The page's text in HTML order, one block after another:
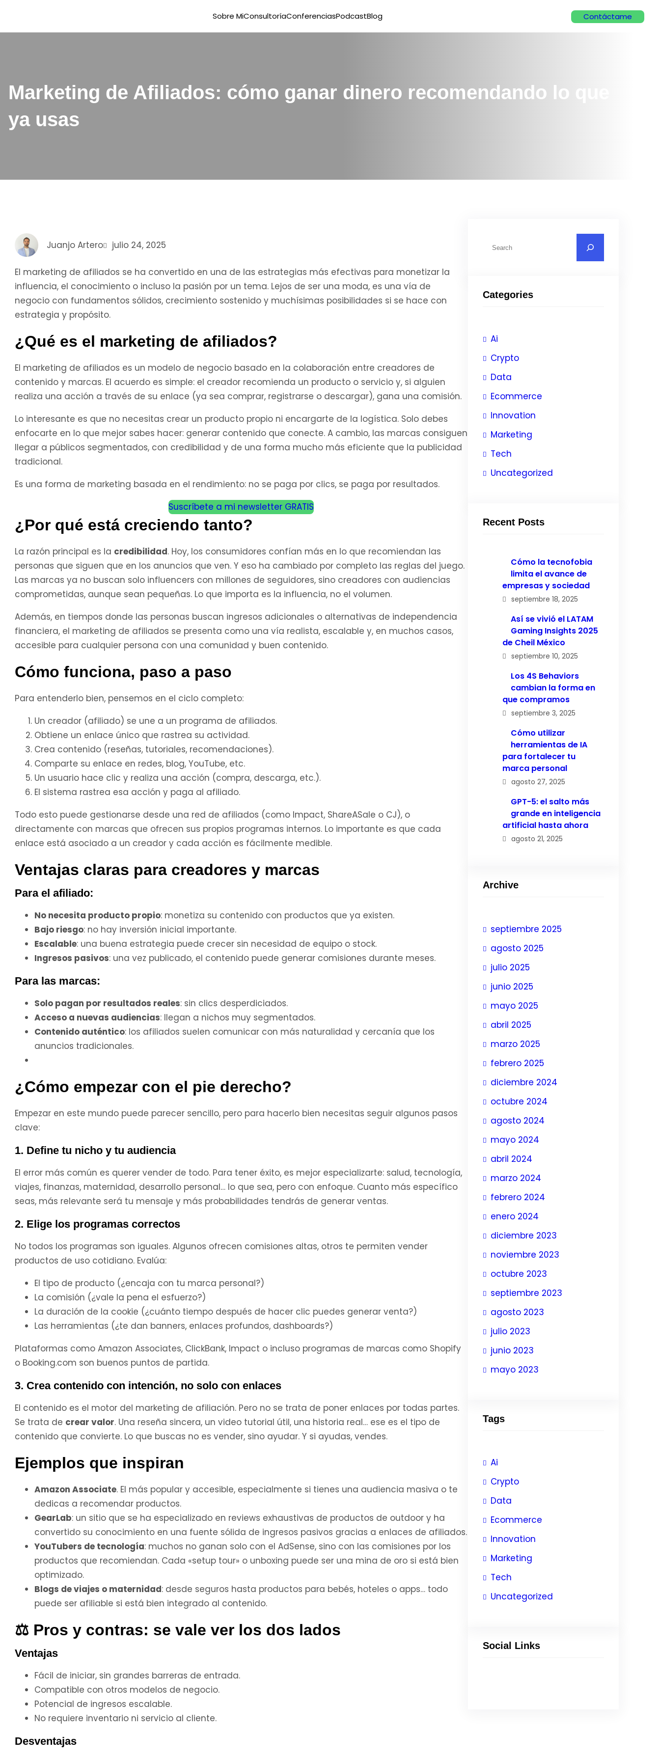
Sobre MiConsultoríaConferenciasPodcastBlog Contáctame
Marketing de Afiliados: cómo ganar dinero recomendando lo que
ya usas
Juanjo Artero julio 24, 2025
El marketing de afiliados se ha convertido en una de las estrategias más efectivas para monetizar la
influencia, el conocimiento o incluso la pasión por un tema. Lejos de ser una moda, es una vía de
negocio con fundamentos sólidos, crecimiento sostenido y muchísimas posibilidades si se hace con
estrategia y propósito.
¿Qué es el marketing de afiliados?
El marketing de afiliados es un modelo de negocio basado en la colaboración entre creadores de
contenido y marcas. El acuerdo es simple: el creador recomienda un producto o servicio y, si alguien
realiza una acción a través de su enlace (ya sea comprar, registrarse o descargar), gana una comisión.
Lo interesante es que no necesitas crear un producto propio ni encargarte de la logística. Solo debes
enfocarte en lo que mejor sabes hacer: generar contenido que conecte. A cambio, las marcas consiguen
llegar a públicos segmentados, con credibilidad y de una forma mucho más eficiente que la publicidad
tradicional.
Es una forma de marketing basada en el rendimiento: no se paga por clics, se paga por resultados.
Suscríbete a mi newsletter GRATIS
¿Por qué está creciendo tanto?
La razón principal es la credibilidad. Hoy, los consumidores confían más en lo que recomiendan las
personas que siguen que en los anuncios que ven. Y eso ha cambiado por completo las reglas del juego.
Las marcas ya no buscan solo influencers con millones de seguidores, sino creadores con audiencias
comprometidas, aunque sean pequeñas. Lo que importa es la influencia, no el volumen.
Además, en tiempos donde las personas buscan ingresos adicionales o alternativas de independencia
financiera, el marketing de afiliados se presenta como una vía realista, escalable y, en muchos casos,
accesible para cualquier persona con una comunidad y buen contenido.
Cómo funciona, paso a paso
Para entenderlo bien, pensemos en el ciclo completo:
Un creador (afiliado) se une a un programa de afiliados.
Obtiene un enlace único que rastrea su actividad.
Crea contenido (reseñas, tutoriales, recomendaciones).
Comparte su enlace en redes, blog, YouTube, etc.
Un usuario hace clic y realiza una acción (compra, descarga, etc.).
El sistema rastrea esa acción y paga al afiliado.
Todo esto puede gestionarse desde una red de afiliados (como Impact, ShareASale o CJ), o
directamente con marcas que ofrecen sus propios programas internos. Lo importante es que cada
enlace está asociado a un creador y cada acción es fácilmente medible.
Ventajas claras para creadores y marcas
Para el afiliado:
No necesita producto propio: monetiza su contenido con productos que ya existen.
Bajo riesgo: no hay inversión inicial importante.
Escalable: una buena estrategia puede crecer sin necesidad de equipo o stock.
Ingresos pasivos: una vez publicado, el contenido puede generar comisiones durante meses.
Para las marcas:
Solo pagan por resultados reales: sin clics desperdiciados.
Acceso a nuevas audiencias: llegan a nichos muy segmentados.
Contenido auténtico: los afiliados suelen comunicar con más naturalidad y cercanía que los
anuncios tradicionales.
¿Cómo empezar con el pie derecho?
Empezar en este mundo puede parecer sencillo, pero para hacerlo bien necesitas seguir algunos pasos
clave:
1. Define tu nicho y tu audiencia
El error más común es querer vender de todo. Para tener éxito, es mejor especializarte: salud, tecnología,
viajes, finanzas, maternidad, desarrollo personal… lo que sea, pero con enfoque. Cuanto más específico
seas, más relevante será tu mensaje y más probabilidades tendrás de generar ventas.
2. Elige los programas correctos
No todos los programas son iguales. Algunos ofrecen comisiones altas, otros te permiten vender
productos de uso cotidiano. Evalúa:
El tipo de producto (¿encaja con tu marca personal?)
La comisión (¿vale la pena el esfuerzo?)
La duración de la cookie (¿cuánto tiempo después de hacer clic puedes generar venta?)
Las herramientas (¿te dan banners, enlaces profundos, dashboards?)
Plataformas como Amazon Associates, ClickBank, Impact o incluso programas de marcas como Shopify
o Booking.com son buenos puntos de partida.
3. Crea contenido con intención, no solo con enlaces
El contenido es el motor del marketing de afiliación. Pero no se trata de poner enlaces por todas partes.
Se trata de crear valor. Una reseña sincera, un video tutorial útil, una historia real… ese es el tipo de
contenido que convierte. Lo que buscas no es vender, sino ayudar. Y si ayudas, vendes.
Ejemplos que inspiran
Amazon Associate. El más popular y accesible, especialmente si tienes una audiencia masiva o te
dedicas a recomendar productos.
GearLab: un sitio que se ha especializado en reviews exhaustivas de productos de outdoor y ha
convertido su conocimiento en una fuente sólida de ingresos pasivos gracias a enlaces de afiliados.
YouTubers de tecnología: muchos no ganan solo con el AdSense, sino con las comisiones por los
productos que recomiendan. Cada «setup tour» o unboxing puede ser una mina de oro si está bien
optimizado.
Blogs de viajes o maternidad: desde seguros hasta productos para bebés, hoteles o apps… todo
puede ser afiliable si está bien integrado al contenido.
⚖️ Pros y contras: se vale ver los dos lados
Ventajas
Fácil de iniciar, sin grandes barreras de entrada.
Compatible con otros modelos de negocio.
Potencial de ingresos escalable.
No requiere inventario ni servicio al cliente.
Desventajas
Categories
Ai
Crypto
Data
Ecommerce
Innovation
Marketing
Tech
Uncategorized
Recent Posts
Cómo la tecnofobia
limita el avance de
empresas y sociedad
septiembre 18, 2025
Así se vivió el LATAM
Gaming Insights 2025
de Cheil México
septiembre 10, 2025
Los 4S Behaviors
cambian la forma en
que compramos
septiembre 3, 2025
Cómo utilizar
herramientas de IA
para fortalecer tu
marca personal
agosto 27, 2025
GPT-5: el salto más
grande en inteligencia
artificial hasta ahora
agosto 21, 2025
Archive
septiembre 2025
agosto 2025
julio 2025
junio 2025
mayo 2025
abril 2025
marzo 2025
febrero 2025
diciembre 2024
octubre 2024
agosto 2024
mayo 2024
abril 2024
marzo 2024
febrero 2024
enero 2024
diciembre 2023
noviembre 2023
octubre 2023
septiembre 2023
agosto 2023
julio 2023
junio 2023
mayo 2023
Tags
Ai
Crypto
Data
Ecommerce
Innovation
Marketing
Tech
Uncategorized
Social Links